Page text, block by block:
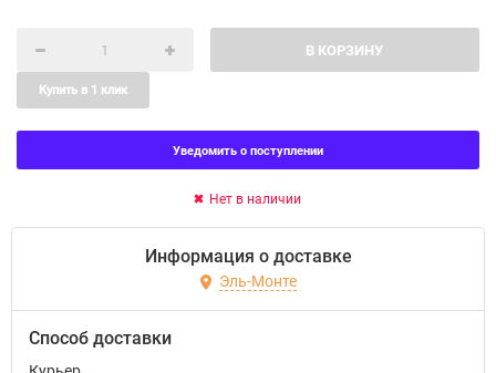
В КОРЗИНУ
Купить в 1 клик
Уведомить о поступлении
Нет в наличии
Информация о доставке
Эль-Монте
Способ доставки